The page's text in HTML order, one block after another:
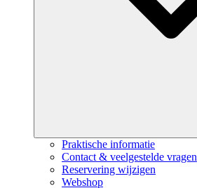
Praktische informatie
Contact & veelgestelde vragen
Reservering wijzigen
Webshop